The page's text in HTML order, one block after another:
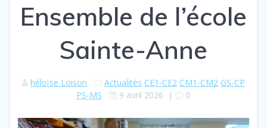
Ensemble de l’école
Sainte-Anne
héloïse Loison Actualités CE1-CE2 CM1-CM2 GS-CP
PS-MS
9 avril 2026 | 0